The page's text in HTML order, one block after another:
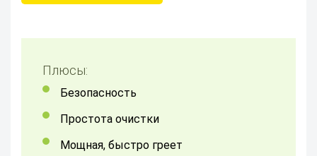
Плюсы:
Безопасность
Простота очистки
Мощная, быстро греет